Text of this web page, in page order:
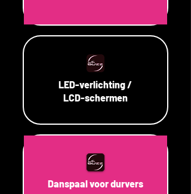
LED-verlichting /
LCD-schermen
Danspaal voor durvers